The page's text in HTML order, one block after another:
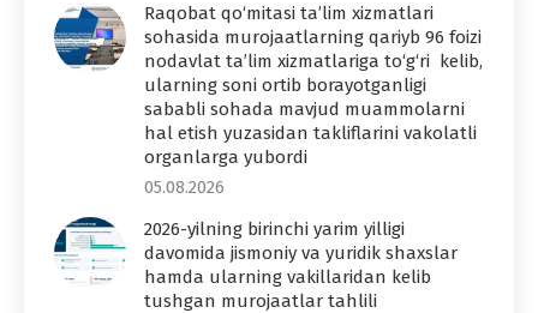
Raqobat qo‘mitasi ta’lim xizmatlari
sohasida murojaatlarning qariyb 96 foizi
nodavlat ta’lim xizmatlariga to‘g‘ri kelib,
ularning soni ortib borayotganligi
sababli sohada mavjud muammolarni
hal etish yuzasidan takliflarini vakolatli
organlarga yubordi
05.08.2026
2026-yilning birinchi yarim yilligi
davomida jismoniy va yuridik shaxslar
hamda ularning vakillaridan kelib
tushgan murojaatlar tahlili